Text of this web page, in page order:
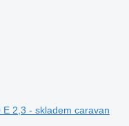
2,3 - skladem caravan